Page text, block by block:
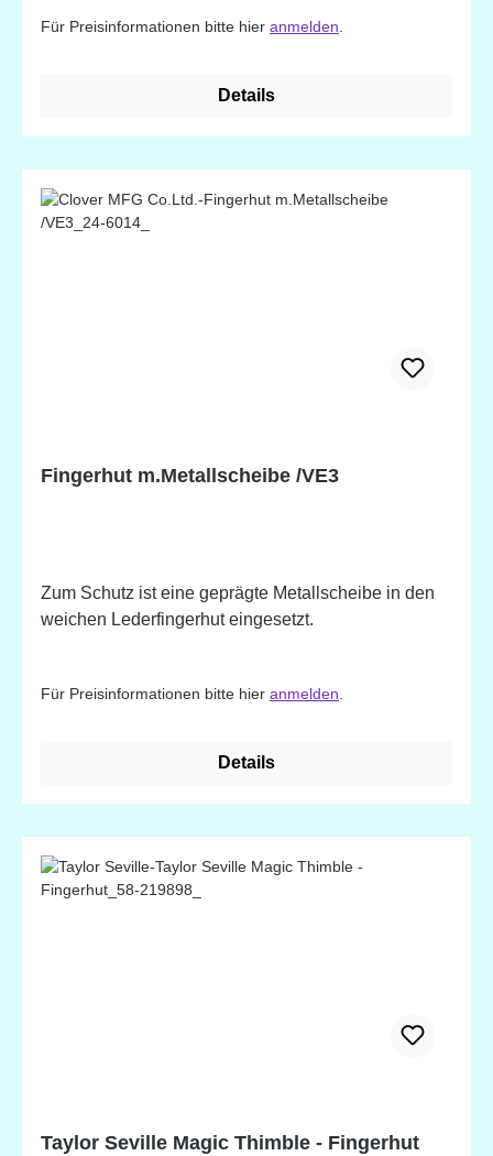
Für Preisinformationen bitte hier anmelden
Details
Fingerhut m.Metallscheibe /VE3
Zum Schutz ist eine geprägte Metallscheibe in den
weichen Lederfingerhut eingesetzt.
Für Preisinformationen bitte hier anmelden
Details
Taylor Seville Magic Thimble - Fingerhut